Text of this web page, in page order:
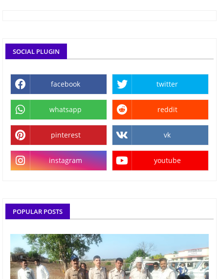
SOCIAL PLUGIN
facebook twitter
whatsapp reddit
pinterest vk
instagram youtube
POPULAR POSTS